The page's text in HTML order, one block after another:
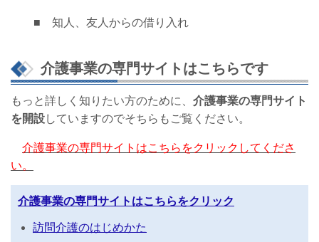
■ 知人、友人からの借り入れ
介護事業の専門サイトはこちらです
もっと詳しく知りたい方のために、 介護事業の専門サイト
を開設していますのでそちらもご覧ください。
介護事業の専門サイトはこちらをクリックしてくださ
い。
介護事業の専門サイトはこちらをクリック
訪問介護のはじめかた